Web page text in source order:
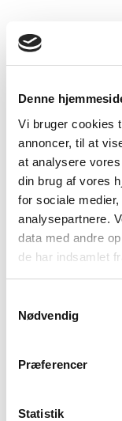
Denne
Vi bruger cookies
annoncer, til at
at analysere
din brug af vores
for sociale
analysepartnere.
data med andre
de har indsamlet
Nødvendig
Præferencer
Statistik